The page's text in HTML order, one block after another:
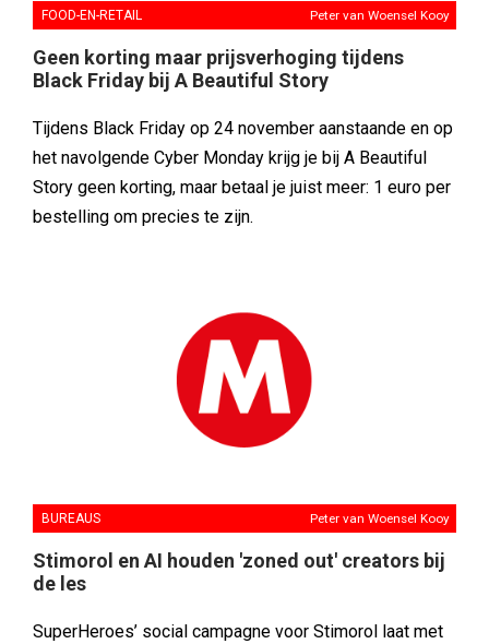
FOOD-EN-RETAIL Peter van Woensel Kooy
Geen korting maar prijsverhoging tijdens
Black Friday bij A Beautiful Story
Tijdens Black Friday op 24 november aanstaande en op
het navolgende Cyber Monday krijg je bij A Beautiful
Story geen korting, maar betaal je juist meer: 1 euro per
bestelling om precies te zijn.
BUREAUS Peter van Woensel Kooy
Stimorol en AI houden 'zoned out' creators bij
de les
SuperHeroes’ social campagne voor Stimorol laat met